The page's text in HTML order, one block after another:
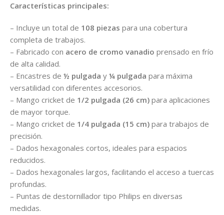
Características principales:
– Incluye un total de 108 piezas para una cobertura
completa de trabajos.
– Fabricado con acero de cromo vanadio prensado en frío
de alta calidad.
– Encastres de ½ pulgada y ¼ pulgada para máxima
versatilidad con diferentes accesorios.
– Mango cricket de 1/2 pulgada (26 cm) para aplicaciones
de mayor torque.
– Mango cricket de 1/4 pulgada (15 cm) para trabajos de
precisión.
– Dados hexagonales cortos, ideales para espacios
reducidos.
– Dados hexagonales largos, facilitando el acceso a tuercas
profundas.
– Puntas de destornillador tipo Philips en diversas
medidas.